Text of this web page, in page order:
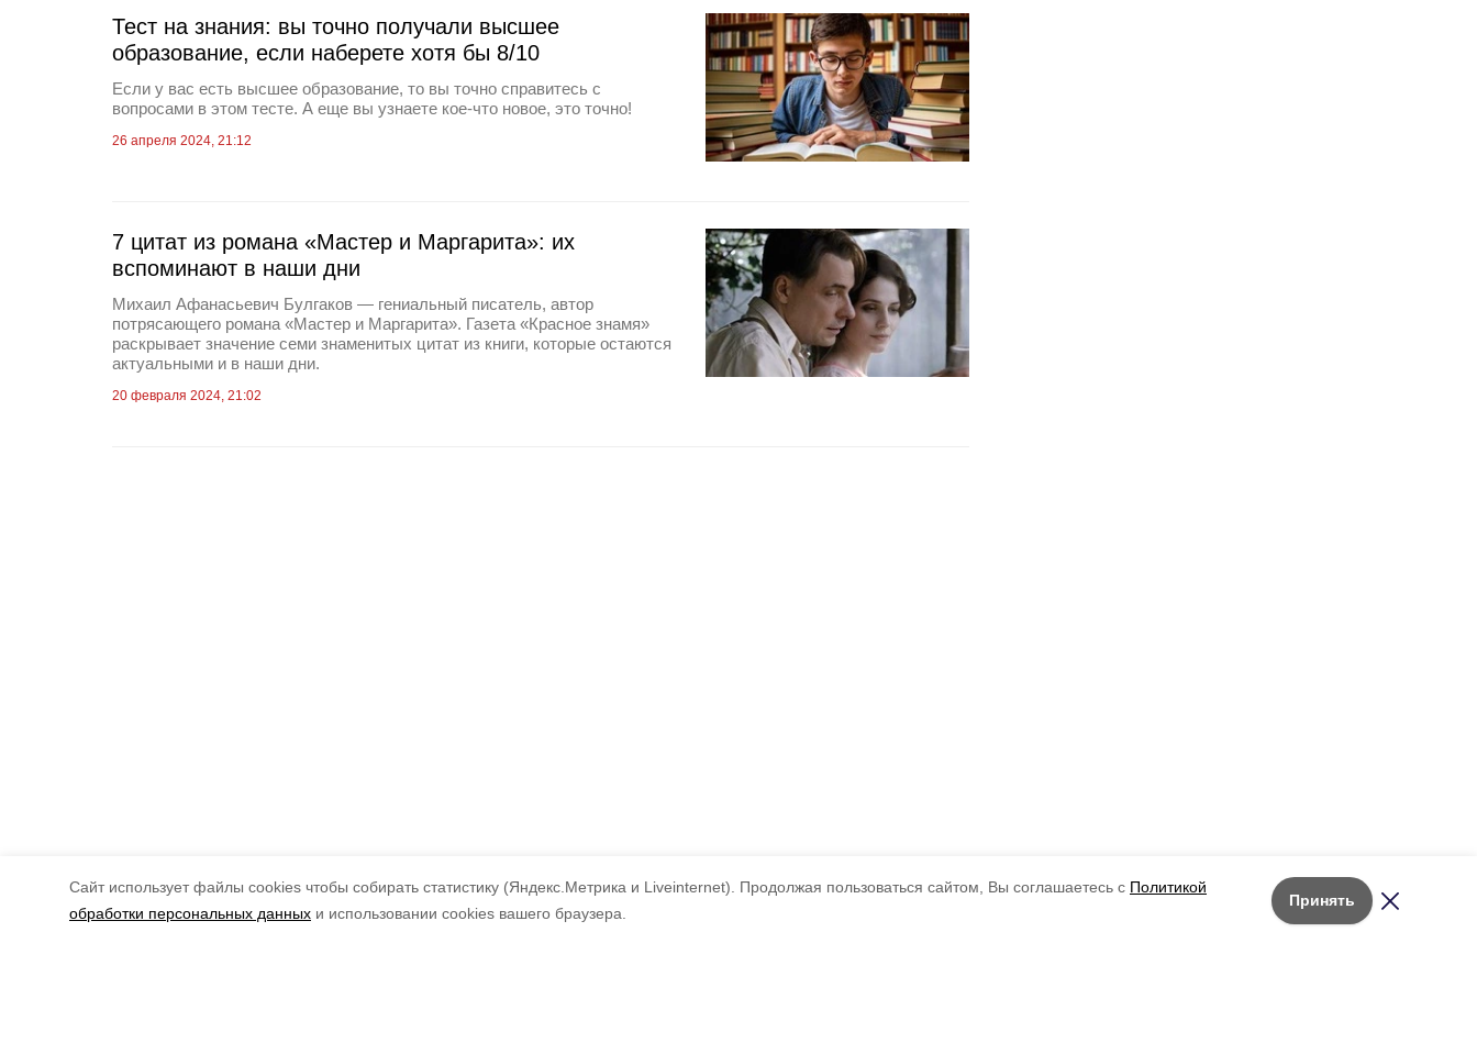
Cайт использует файлы cookies чтобы собирать статистику (Яндекс.Метрика и Liveinternet). Продолжая пользоваться сайтом, Вы соглашаетесь с Политикой
обработки персональных данных и использовании cookies вашего браузера.
Принять
Тест на знания: вы точно получали высшее
образование, если наберете хотя бы 8/10
Если у вас есть высшее образование, то вы точно справитесь с
вопросами в этом тесте. А еще вы узнаете кое-что новое, это точно!
26 апреля 2024, 21:12
7 цитат из романа «Мастер и Маргарита»: их
вспоминают в наши дни
Михаил Афанасьевич Булгаков — гениальный писатель, автор
потрясающего романа «Мастер и Маргарита». Газета «Красное знамя»
раскрывает значение семи знаменитых цитат из книги, которые остаются
актуальными и в наши дни.
20 февраля 2024, 21:02